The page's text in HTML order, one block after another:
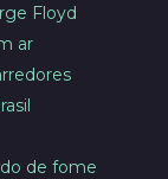
Floyd
ar
de fome